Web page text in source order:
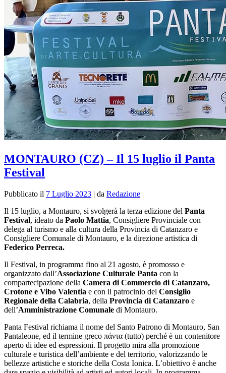
MONTAURO (CZ) – Il 15 luglio il Panta
Festival
Pubblicato il 7 Luglio 2023 | da Redazione
Il 15 luglio, a Montauro, si svolgerà la terza edizione del Panta
Festival, ideato da Paolo Mattia, Consigliere Provinciale con
delega al turismo e alla cultura della Provincia di Catanzaro e
Consigliere Comunale di Montauro, e la direzione artistica di
Federico Perreca.
Il Festival, in programma fino al 21 agosto, è promosso e
organizzato dall’Associazione Culturale Panta con la
compartecipazione della Camera di Commercio di Catanzaro,
Crotone e Vibo Valentia e con il patrocinio del Consiglio
Regionale della Calabria, della Provincia di Catanzaro e
dell’Amministrazione Comunale di Montauro.
Panta Festival richiama il nome del Santo Patrono di Montauro, San
Pantaleone, ed il termine greco πάντα (tutto) perché è un contenitore
aperto di idee ed espressioni. Il progetto mira alla promozione
culturale e turistica dell’ambiente e del territorio, valorizzando le
bellezze artistiche e storiche della Costa Ionica. L’obiettivo è anche